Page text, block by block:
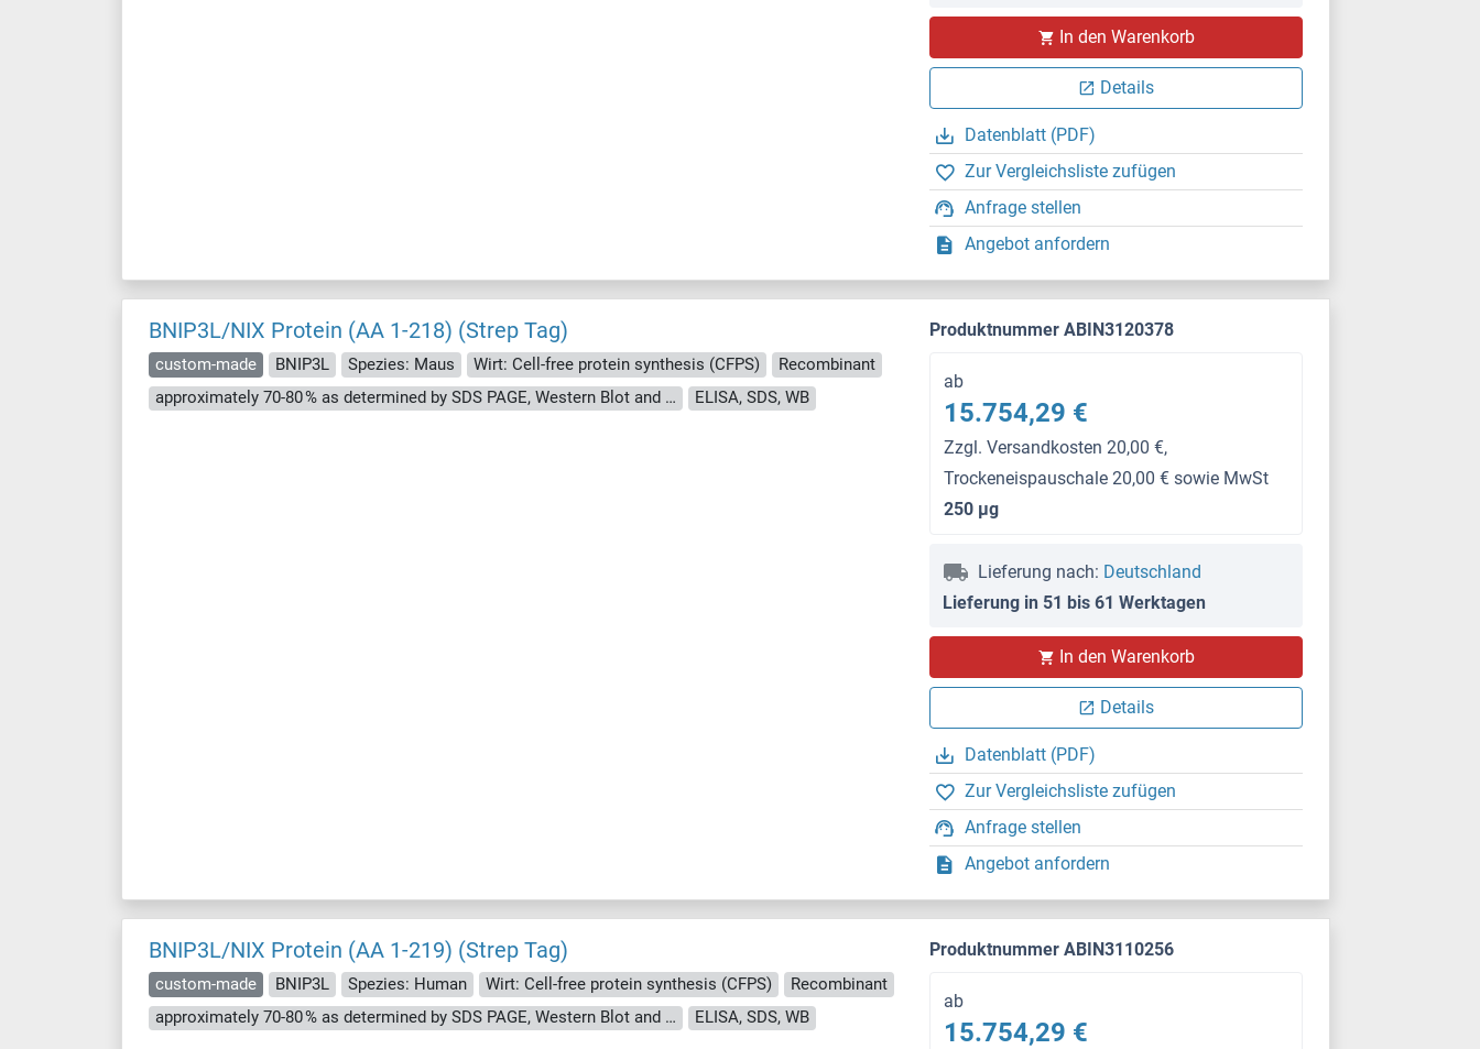
In den Warenkorb
Details
Datenblatt (PDF)
Zur Vergleichsliste zufügen
Anfrage stellen
Angebot anfordern
BNIP3L/NIX Protein (AA 1-218) (Strep Tag)
custom-made BNIP3L Spezies: Maus Wirt: Cell-free protein synthesis (CFPS)
Recombinant
approximately 70-80 % as determined by SDS PAGE, Western Blot and analytical SEC (HPLC).
ELISA, SDS, WB
Produktnummer ABIN3120378
ab
15.754,29 €
Zzgl. Versandkosten 20,00 €,
Trockeneispauschale 20,00 € sowie MwSt
250 μg
Lieferung nach: Deutschland
Lieferung in 51 bis 61 Werktagen
In den Warenkorb
Details
Datenblatt (PDF)
Zur Vergleichsliste zufügen
Anfrage stellen
Angebot anfordern
BNIP3L/NIX Protein (AA 1-219) (Strep Tag)
custom-made BNIP3L Spezies: Human Wirt: Cell-free protein synthesis (CFPS)
Recombinant
approximately 70-80 % as determined by SDS PAGE, Western Blot and analytical SEC (HPLC).
ELISA, SDS, WB
Produktnummer ABIN3110256
ab
15.754,29 €